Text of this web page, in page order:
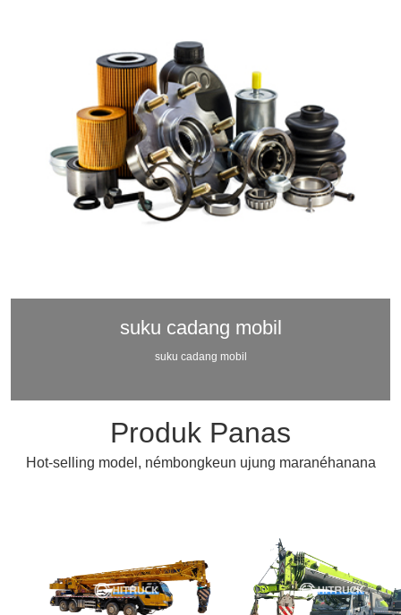
suku cadang mobil
suku cadang mobil
Produk Panas
Hot-selling model, némbongkeun ujung maranéhanana